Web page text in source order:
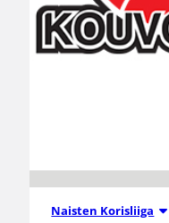
Naisten Korisliiga